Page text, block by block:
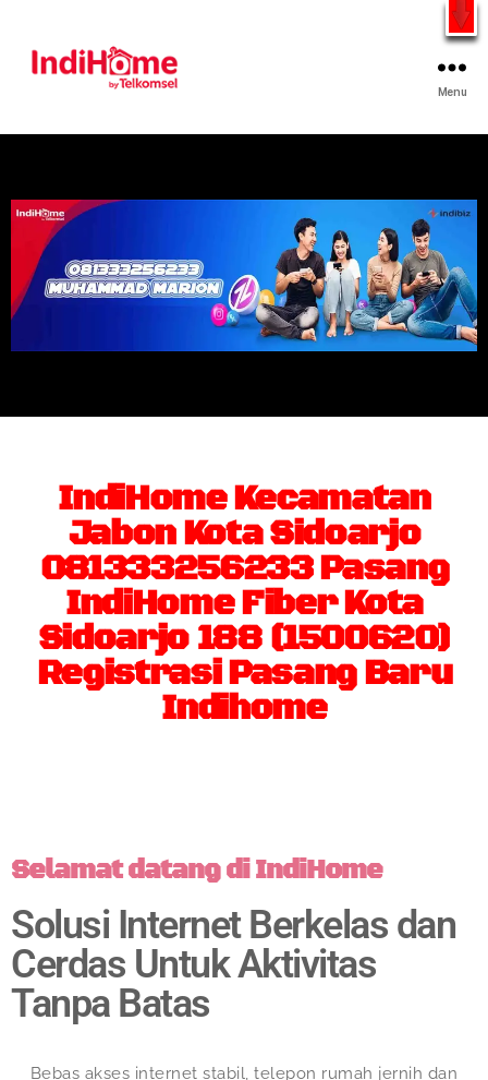
Gratis Pasang Dengan Bayar PDD2 | WiFi 200Rb an By
Menu
IndiHome Kecamatan
Jabon Kota Sidoarjo
081333256233 Pasang
IndiHome Fiber Kota
Sidoarjo 188 (1500620)
Registrasi Pasang Baru
Indihome
Selamat datang di IndiHome
Solusi Internet Berkelas dan
Cerdas Untuk Aktivitas
Tanpa Batas
Bebas akses internet stabil, telepon rumah jernih dan